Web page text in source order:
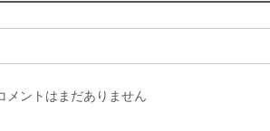
メントはまだありません